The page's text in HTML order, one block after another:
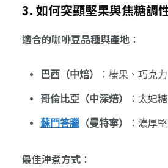
3. 如何突顯堅果與焦糖調
適合的咖啡豆品種與產地：
巴西（中焙） ：榛果、巧克
哥倫比亞（中深焙） ：太妃
蘇門答臘（曼特寧） ：濃厚
最佳沖煮方式：